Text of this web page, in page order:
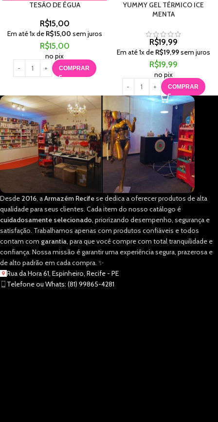
TESÃO DE ÉGUA
R$15,00
Em até1x de R$15,00 sem juros
R$15,00
no pix
COMPRAR
YUMMY GEL TÉRMICO ICE
MENTA
R$19,99
Em até1x de R$19,99sem juros
R$19,99
no pix
COMPRAR
Desde 2016, aArmazém Recifese dedica a oferecer produtos de alta
qualidade para seus clientes. Cada item do nosso catálogo é
cuidadosamente selecionado, priorizando desempenho, segurança e
satisfação. Trabalhamos apenas com produtos confiáveis e todos
contam com garantia, para que você compre com total tranquilidade e
confiança. Nossa missão é garantir uma experiência segura, prazerosa e
de alto padrão em cada compra. ✨
Rua da Hora 61, Espinheiro, Recife - PE
Telefone ou Whats: (81) 99865-4281